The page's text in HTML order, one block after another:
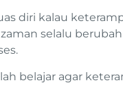
diri kalau
selalu
belajar agar